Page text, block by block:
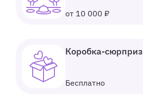
от 10 000 ₽
Коробка-сюрприз
Бесплатно